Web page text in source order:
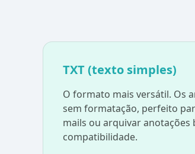
TXT (texto simples)
O formato mais versátil. Os
sem formatação, perfeito
mails ou arquivar
compatibilidade.